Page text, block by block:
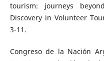
tourism: journeys
Discovery in Volunteer
3-11.
Congreso de la Nación